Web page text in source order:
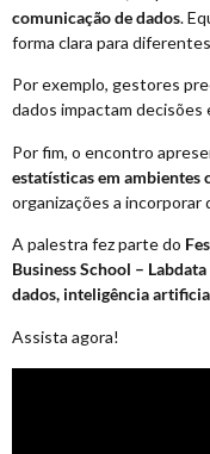
comunicação de dados.
forma clara para
Por exemplo, gestores
dados impactam
Por fim, o encontro
estatísticas em ambientes
organizações a incorporar
A palestra fez parte do
Business School – Labdata
dados, inteligência
Assista agora!